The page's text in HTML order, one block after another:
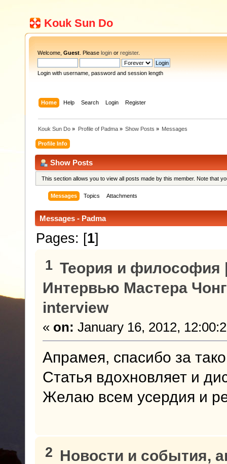
Kouk Sun Do
Welcome, Guest . Please login or register.
Login with username, password and session length
Home Help Search Login Register
Kouk Sun Do » Profile of Padma» Show Posts » Messages
Profile Info
Show Posts
This section allows you to view all posts made by this member. Note that
Messages Topics Attachments
Messages - Padma
Pages: [1]
1 Теория и философия
Интервью Мастера
interview
« on: January 16, 2012,
Апрамея, спасибо за
Статья вдохновляет и
Желаю всем усердия и
2 Новости и события,